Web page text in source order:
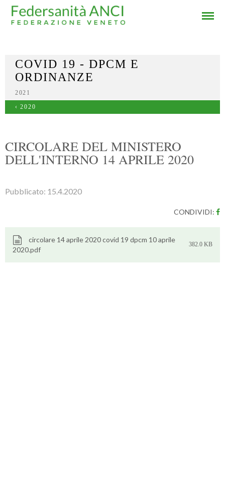
COVID 19 - DPCM E
ORDINANZE
2021
‹ 2020
CIRCOLARE DEL MINISTERO
DELL'INTERNO 14 APRILE 2020
Pubblicato: 15.4.2020
CONDIVIDI:
circolare 14 aprile 2020 covid 19 dpcm 10 aprile
2020.pdf
382.0 KB